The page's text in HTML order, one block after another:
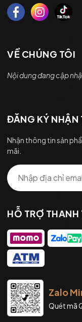
VỀ CHÚNG TÔI
Nội dung đang cập
ĐĂNG KÝ NHẬN
Nhận thông tin sản
mãi.
HỖ TRỢ THANH
Zalo
Quét mã